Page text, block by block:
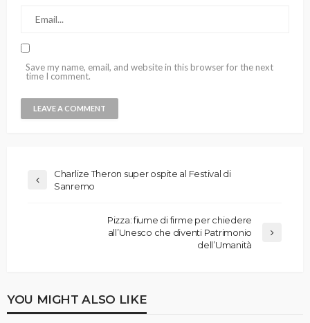
Save my name, email, and website in this browser for the next
time I comment.
Charlize Theron super ospite al Festival di
Sanremo
Pizza: fiume di firme per chiedere
all’Unesco che diventi Patrimonio
dell’Umanità
YOU MIGHT ALSO LIKE